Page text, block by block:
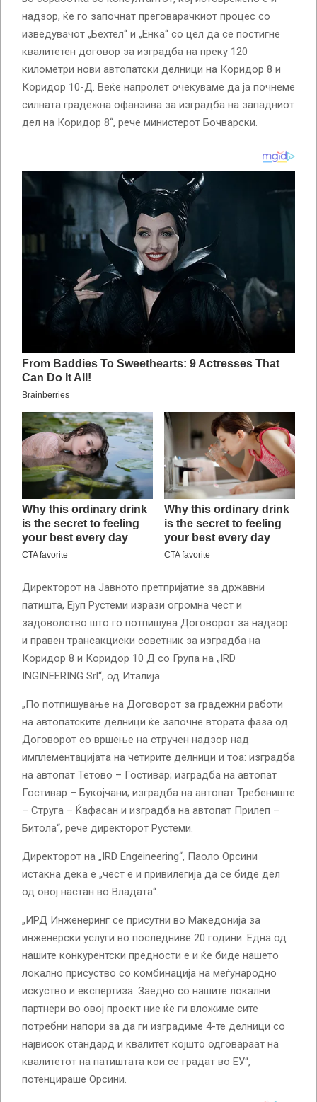
надзор, ќе го започнат преговарачкиот процес со
изведувачот „Бехтел“ и „Енка“ со цел да се постигне
квалитетен договор за изградба на преку 120
километри нови автопатски делници на Коридор 8 и
Коридор 10-Д. Веќе напролет очекуваме да ја почнеме
силната градежна офанзива за изградба на западниот
дел на Коридор 8“, рече министерот Бочварски.
Директорот на Јавното претпријатие за државни
патишта, Ејуп Рустеми изрази огромна чест и
задоволство што го потпишува Договорот за надзор
и правен трансакциски советник за изградба на
Коридор 8 и Коридор 10 Д со Група на „IRD
INGINEERING Srl“, од Италија.
„По потпишување на Договорот за градежни работи
на автопатските делници ќе започне втората фаза од
Договорот со вршење на стручен надзор над
имплементацијата на четирите делници и тоа: изградба
на автопат Тетово – Гостивар; изградба на автопат
Гостивар – Букојчани; изградба на автопат Требениште
– Струга – Ќафасан и изградба на автопат Прилеп –
Битола“, рече директорот Рустеми.
Директорот на „IRD Engeineering“, Паоло Орсини
истакна дека е „чест е и привилегија да се биде дел
од овој настан во Владата“.
„ИРД Инженеринг се присутни во Македонија за
инженерски услуги во последниве 20 години. Една од
нашите конкурентски предности е и ќе биде нашето
локално присуство со комбинација на меѓународно
искуство и експертиза. Заедно со нашите локални
партнери во овој проект ние ќе ги вложиме сите
потребни напори за да ги изградиме 4-те делници со
највисок стандард и квалитет којшто одговараат на
квалитетот на патиштата кои се градат во ЕУ“,
потенцираше Орсини.